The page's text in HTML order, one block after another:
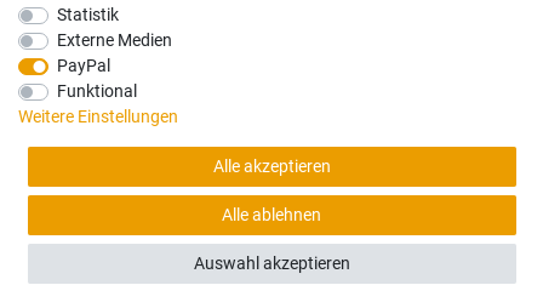
FILTER
Wir bieten Ihnen viele Möglichkeiten einer sicheren Bezahlung.
Alle Preise in Euro und inkl. der gesetzlichen Mehrwertsteuer ggf. zzgl.
Versandkosten. Lieferung innerhalb Deutschlands. Änderungen und Irrtümer
vorbehalten. Abbildungen ähnlich. Nur solange der Vorrat reicht.
Statistik
Externe Medien
PayPal
Funktional
Weitere Einstellungen
Alle akzeptieren
Alle ablehnen
Auswahl akzeptieren